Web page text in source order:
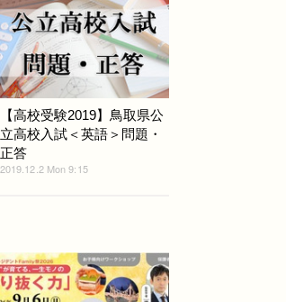
【高校受験2019】鳥取県公
立高校入試＜英語＞問題・
正答
2019.12.2 Mon 9:15